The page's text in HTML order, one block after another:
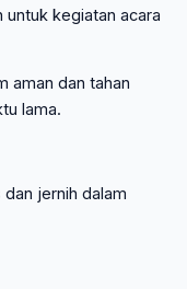
kegiatan acara
aman dan tahan
lama.
jernih dalam